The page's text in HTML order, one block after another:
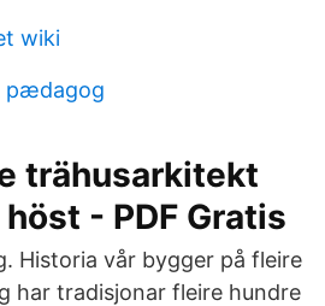
wiki
pædagog
trähusarkitekt
- PDF Gratis
Historia vår bygger på fleire
har tradisjonar fleire hundre